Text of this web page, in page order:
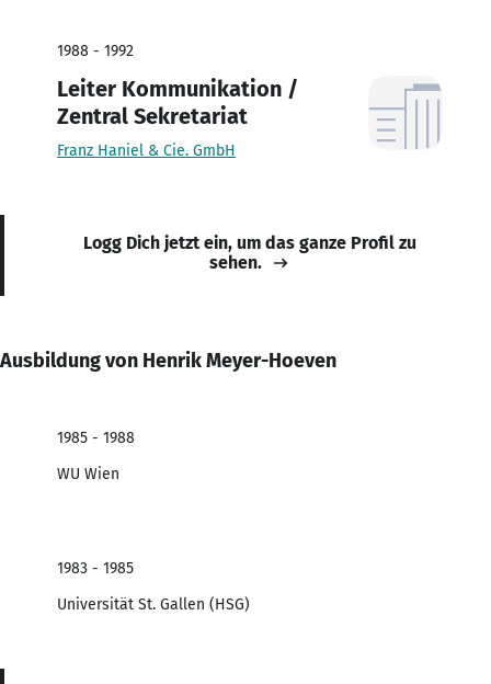
1988 - 1992
Leiter Kommunikation /
Zentral Sekretariat
Franz Haniel & Cie. GmbH
Logg Dich jetzt ein, um das ganze Profil zu
sehen.
Ausbildung von Henrik Meyer-Hoeven
1985 - 1988
WU Wien
1983 - 1985
Universität St. Gallen (HSG)